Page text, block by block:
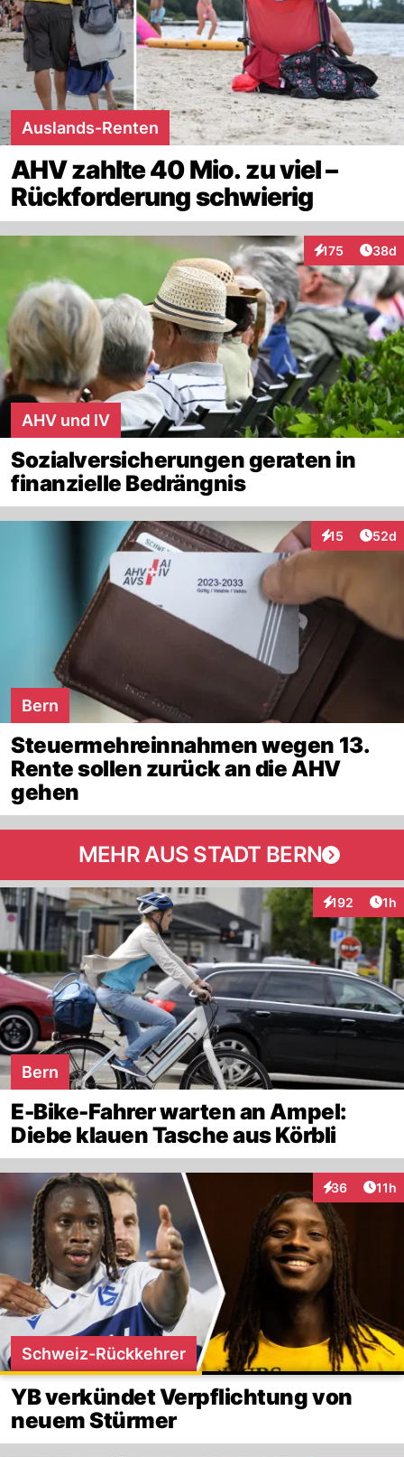
Auslands-Renten
AHV zahlte 40 Mio. zu viel –
Rückforderung schwierig
175
Interaktionen
38d
AHV und IV
Sozialversicherungen geraten in
finanzielle Bedrängnis
15
Interaktionen
52d
Bern
Steuermehreinnahmen wegen 13.
Rente sollen zurück an die AHV
gehen
MEHR AUS STADT BERN
192
Interaktionen
1h
Bern
E-Bike-Fahrer warten an Ampel:
Diebe klauen Tasche aus Körbli
36
Interaktionen
11h
Schweiz-Rückkehrer
YB verkündet Verpflichtung von
neuem Stürmer